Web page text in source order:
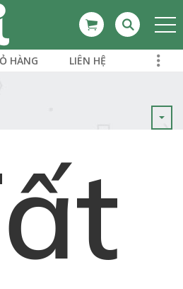
HÀNG LIÊN HỆ